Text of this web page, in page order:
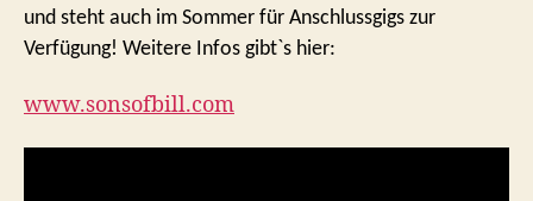
und steht auch im Sommer für Anschlussgigs zur
Verfügung! Weitere Infos gibt`s hier:
www.sonsofbill.com